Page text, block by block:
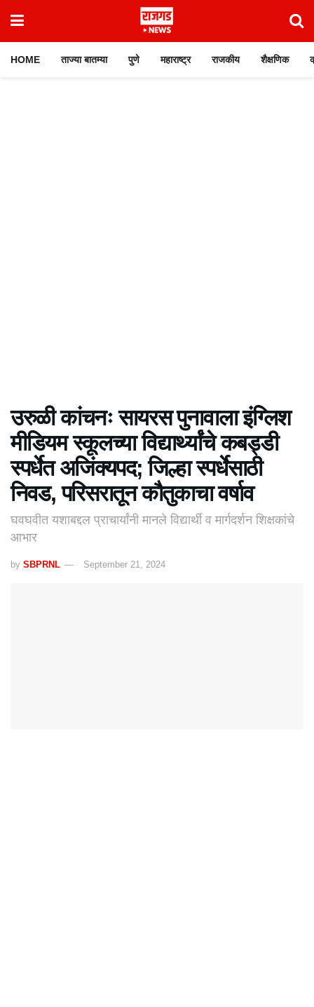
HOME ताज्या बातम्या पुणे महाराष्ट्र राजकीय शैक्षणिक
उरुळी कांचनः सायरस पुनावाला इंग्लिश
मीडियम स्कूलच्या विद्यार्थ्यांचे कबड्डी
स्पर्धेत अजिंक्यपद; जिल्हा स्पर्धेसाठी
निवड, परिसरातून कौतुकाचा वर्षाव
घवघवीत यशाबद्दल प्राचार्यांनी मानले विद्यार्थी व मार्गदर्शन शिक्षकांचे
आभार
by SBPRNL September 21, 2024